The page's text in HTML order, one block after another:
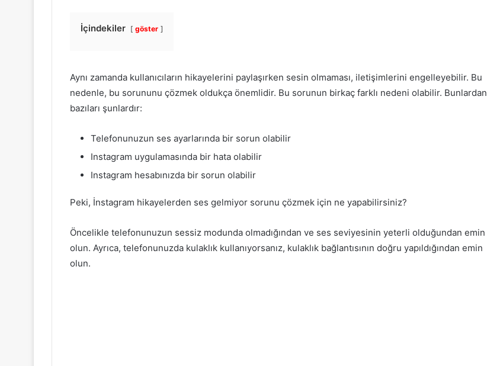
İçindekiler göster
Aynı zamanda kullanıcıların hikayelerini paylaşırken sesin olmaması, iletişimlerini engelleyebilir. Bu
nedenle, bu sorununu çözmek oldukça önemlidir. Bu sorunun birkaç farklı nedeni olabilir. Bunlardan
bazıları şunlardır:
Telefonunuzun ses ayarlarında bir sorun olabilir
Instagram uygulamasında bir hata olabilir
Instagram hesabınızda bir sorun olabilir
Peki, İnstagram hikayelerden ses gelmiyor sorunu çözmek için ne yapabilirsiniz?
Öncelikle telefonunuzun sessiz modunda olmadığından ve ses seviyesinin yeterli olduğundan emin
olun. Ayrıca, telefonunuzda kulaklık kullanıyorsanız, kulaklık bağlantısının doğru yapıldığından emin
olun.